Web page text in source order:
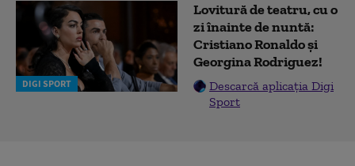
DIGI SPORT
Lovitură de teatru, cu o
zi înainte de nuntă:
Cristiano Ronaldo și
Georgina Rodriguez!
Descarcă aplicația Digi
Sport